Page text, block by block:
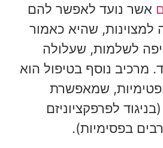
אשר נועד לאפשר להם
למצוינות, שהיא כאמור
לשלמות, שעלולה
מרכיב נוסף בטיפול הוא
שמאפשרת
לפרפקציוניזם
בפסימיות).